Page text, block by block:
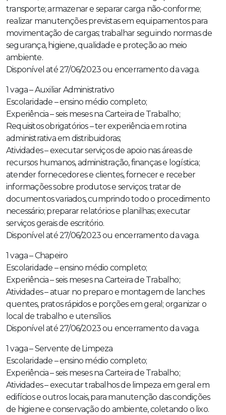
transporte; armazenar e separar carga não-conforme;
realizar manutenções previstas em equipamentos para
movimentação de cargas; trabalhar seguindo normas de
segurança, higiene, qualidade e proteção ao meio
ambiente.
Disponível até 27/06/2023 ou encerramento da vaga.
1 vaga – Auxiliar Administrativo
Escolaridade – ensino médio completo;
Experiência – seis meses na Carteira de Trabalho;
Requisitos obrigatórios – ter experiência em rotina
administrativa em distribuidoras;
Atividades – executar serviços de apoio nas áreas de
recursos humanos, administração, finanças e logística;
atender fornecedores e clientes, fornecer e receber
informações sobre produtos e serviços; tratar de
documentos variados, cumprindo todo o procedimento
necessário; preparar relatórios e planilhas; executar
serviços gerais de escritório.
Disponível até 27/06/2023 ou encerramento da vaga.
1 vaga – Chapeiro
Escolaridade – ensino médio completo;
Experiência – seis meses na Carteira de Trabalho;
Atividades – atuar no preparo e montagem de lanches
quentes, pratos rápidos e porções em geral; organizar o
local de trabalho e utensílios.
Disponível até 27/06/2023 ou encerramento da vaga.
1 vaga – Servente de Limpeza
Escolaridade – ensino médio completo;
Experiência – seis meses na Carteira de Trabalho;
Atividades – executar trabalhos de limpeza em geral em
edifícios e outros locais, para manutenção das condições
de higiene e conservação do ambiente, coletando o lixo.